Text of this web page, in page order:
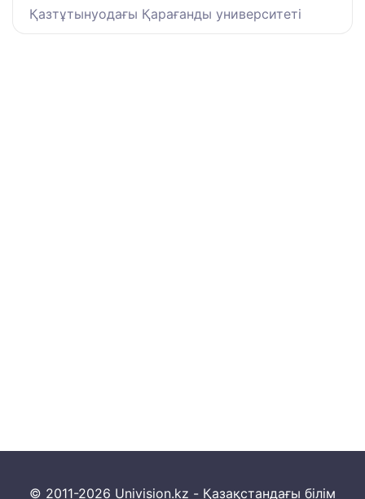
Қазтұтынуодағы Қарағанды университеті
© 2011-2026 Univision.kz - Қазақстандағы білім